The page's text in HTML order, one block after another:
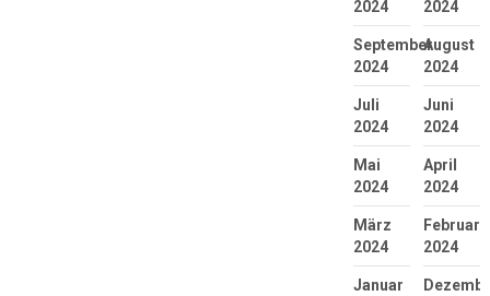
2024 2024
September
2024
August
2024
Juli
2024
Juni
2024
Mai
2024
April
2024
März
2024
Februar
2024
Januar